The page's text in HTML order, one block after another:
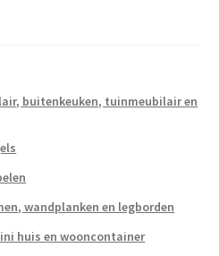
buitenkeuken, tuinmeubilair en
wandplanken en legborden
huis en wooncontainer